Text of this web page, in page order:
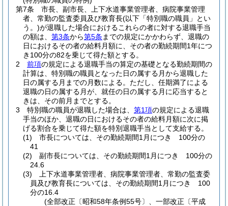
第7条
市長、副市長、上下水道事業管理者、病院事業管理
者、常勤の監査委員及び教育長(以下「特別職の職員」とい
う。)が退職した場合におけるこれらの者に対する退職手当
の額は、 第3条から第5条 までの規定にかかわらず、退職の
日におけるその者の給料月額に、その者の勤続期間1年につ
き100分の82を乗じて得た額とする。
2
前項の規定による退職手当の算定の基礎となる勤続期間の
計算は、特別職の職員となった日の属する月から退職した
日の属する月までの月数による。 ただし、任期満了による
退職の日の属する月が、就任の日の属する月に応当すると
きは、その前月までとする。
3
特別職の職員が退職した場合は、 第1項の規定による退職
手当のほか、退職の日におけるその者の給料月額に次に掲
げる割合を乗じて得た額を特別退職手当として支給する。
(1)
市長については、その勤続期間1月につき 100分の
41
(2)
副市長については、その勤続期間1月につき 100分の
24.6
(3)
上下水道事業管理者、病院事業管理者、常勤の監査委
員及び教育長については、その勤続期間1月につき 100
分の16.4
(全部改正〔昭和58年条例55号〕、一部改正〔平成